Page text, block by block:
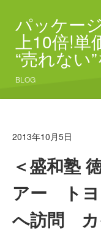
パッケー
上10倍!単
“売れない
BLOG
2013年10月5日
＜盛和塾
アー トヨ
へ訪問 カ